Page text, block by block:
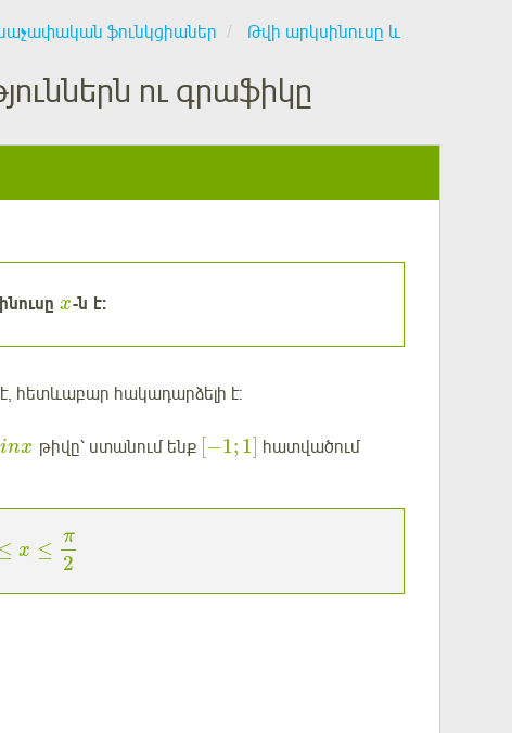
ֆունկցիաներ
Թվի արկսինուսը և
ու գրաֆիկը
x-ն է:
հետևաբար հակադարձելի է:
թիվը՝ ստանում ենք −1; 1 հատվածում
x ≤
π
2